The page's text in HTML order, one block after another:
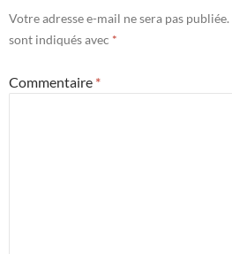
Votre adresse e-mail ne sera pas publiée.
sont indiqués avec *
Commentaire *